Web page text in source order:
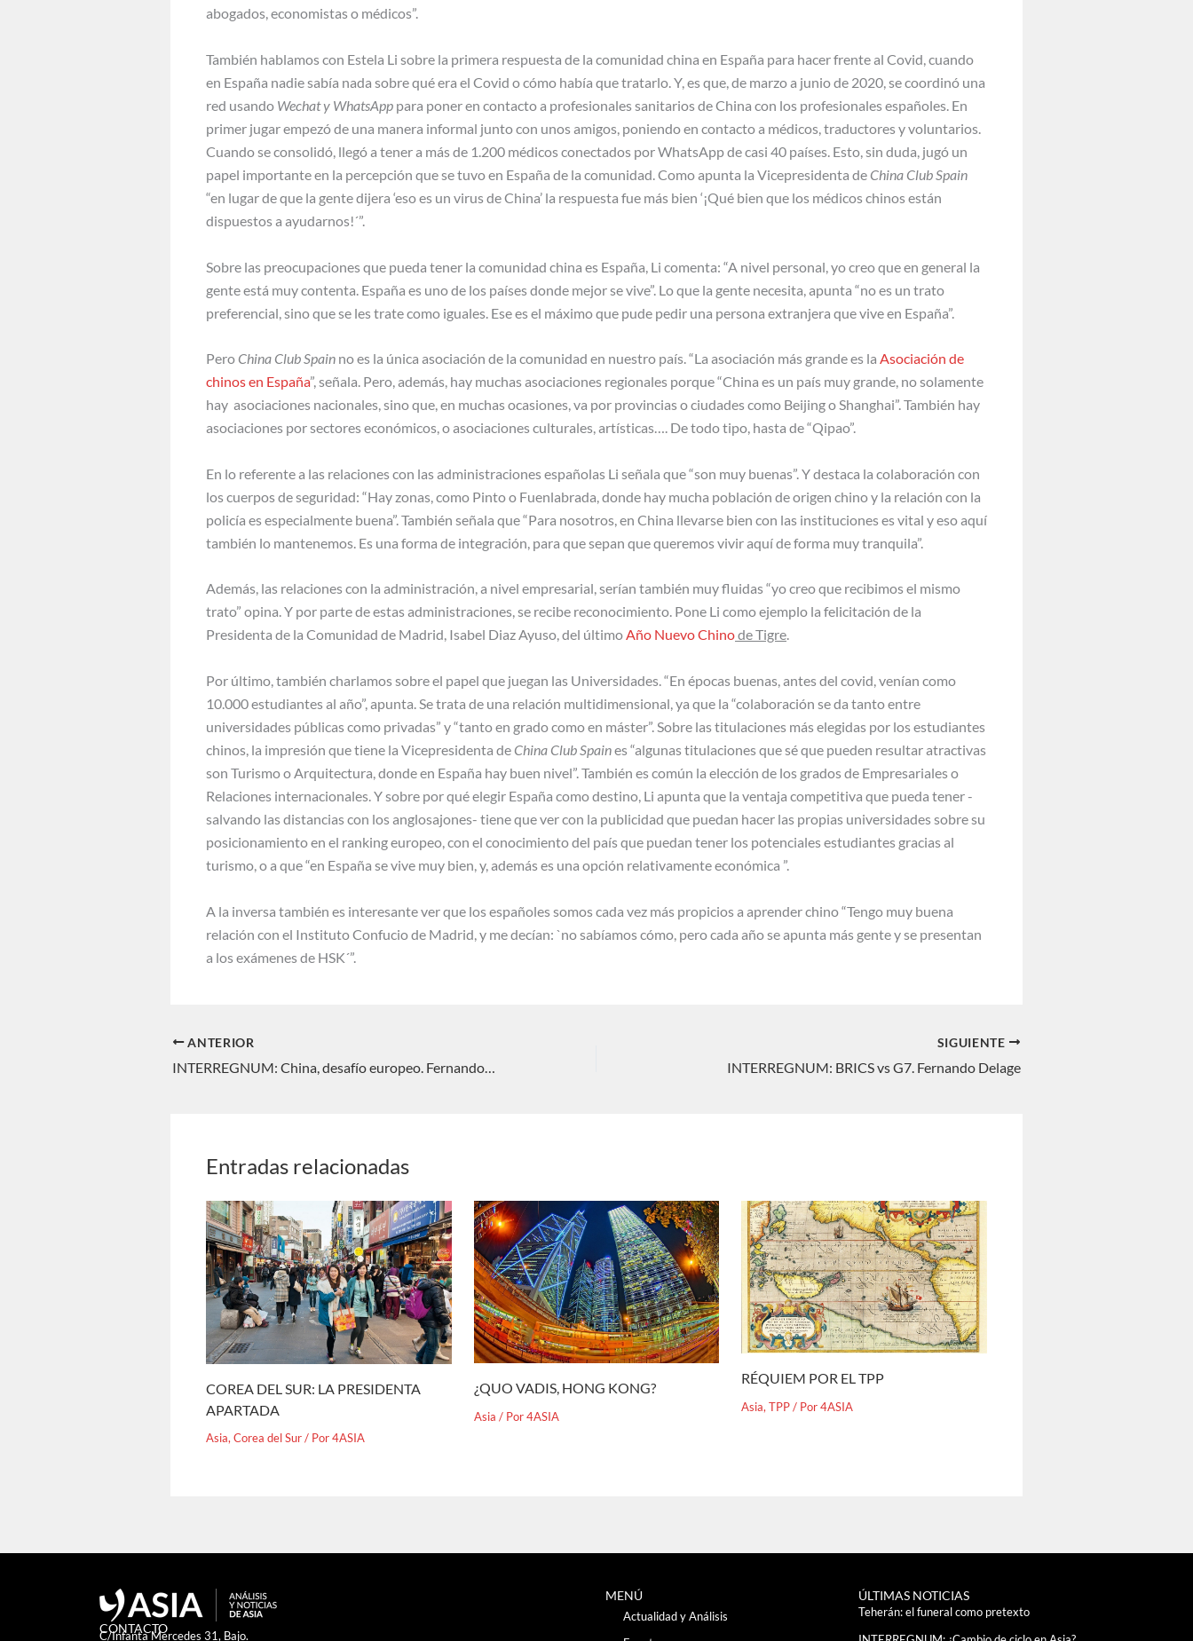
abogados, economistas o médicos”.
También hablamos con Estela Li sobre la primera respuesta de la comunidad china en España para hacer frente al Covid, cuando
en España nadie sabía nada sobre qué era el Covid o cómo había que tratarlo. Y, es que, de marzo a junio de 2020, se coordinó una
red usando Wechat y WhatsApp para poner en contacto a profesionales sanitarios de China con los profesionales españoles. En
primer jugar empezó de una manera informal junto con unos amigos, poniendo en contacto a médicos, traductores y voluntarios.
Cuando se consolidó, llegó a tener a más de 1.200 médicos conectados por WhatsApp de casi 40 países. Esto, sin duda, jugó un
papel importante en la percepción que se tuvo en España de la comunidad. Como apunta la Vicepresidenta de China Club Spain
“en lugar de que la gente dijera ‘eso es un virus de China’ la respuesta fue más bien ‘¡Qué bien que los médicos chinos están
dispuestos a ayudarnos!´”.
Sobre las preocupaciones que pueda tener la comunidad china es España, Li comenta: “A nivel personal, yo creo que en general la
gente está muy contenta. España es uno de los países donde mejor se vive”. Lo que la gente necesita, apunta “no es un trato
preferencial, sino que se les trate como iguales. Ese es el máximo que pude pedir una persona extranjera que vive en España”.
Pero China Club Spain no es la única asociación de la comunidad en nuestro país. “La asociación más grande es la Asociación de
chinos en España”, señala. Pero, además, hay muchas asociaciones regionales porque “China es un país muy grande, no solamente
hay asociaciones nacionales, sino que, en muchas ocasiones, va por provincias o ciudades como Beijing o Shanghai”. También hay
asociaciones por sectores económicos, o asociaciones culturales, artísticas…. De todo tipo, hasta de “Qipao”.
En lo referente a las relaciones con las administraciones españolas Li señala que “son muy buenas”. Y destaca la colaboración con
los cuerpos de seguridad: “Hay zonas, como Pinto o Fuenlabrada, donde hay mucha población de origen chino y la relación con la
policía es especialmente buena”. También señala que “Para nosotros, en China llevarse bien con las instituciones es vital y eso aquí
también lo mantenemos. Es una forma de integración, para que sepan que queremos vivir aquí de forma muy tranquila”.
Además, las relaciones con la administración, a nivel empresarial, serían también muy fluidas “yo creo que recibimos el mismo
trato” opina. Y por parte de estas administraciones, se recibe reconocimiento. Pone Li como ejemplo la felicitación de la
Presidenta de la Comunidad de Madrid, Isabel Diaz Ayuso, del últimoAño Nuevo Chinode Tigre.
Por último, también charlamos sobre el papel que juegan las Universidades. “En épocas buenas, antes del covid, venían como
10.000 estudiantes al año”, apunta. Se trata de una relación multidimensional, ya que la “colaboración se da tanto entre
universidades públicas como privadas” y “tanto en grado como en máster”. Sobre las titulaciones más elegidas por los estudiantes
chinos, la impresión que tiene la Vicepresidenta de China Club Spaines “algunas titulaciones que sé que pueden resultar atractivas
son Turismo o Arquitectura, donde en España hay buen nivel”. También es común la elección de los grados de Empresariales o
Relaciones internacionales. Y sobre por qué elegir España como destino, Li apunta que la ventaja competitiva que pueda tener -
salvando las distancias con los anglosajones- tiene que ver con la publicidad que puedan hacer las propias universidades sobre su
posicionamiento en el ranking europeo, con el conocimiento del país que puedan tener los potenciales estudiantes gracias al
turismo, o a que “en España se vive muy bien, y, además es una opción relativamente económica ”.
A la inversa también es interesante ver que los españoles somos cada vez más propicios a aprender chino “Tengo muy buena
relación con el Instituto Confucio de Madrid, y me decían: `no sabíamos cómo, pero cada año se apunta más gente y se presentan
a los exámenes de HSK´”.
ANTERIOR
INTERREGNUM: China, desafío europeo. Fernando Delage
SIGUIENTE
INTERREGNUM: BRICS vs G7. Fernando Delage
Entradas relacionadas
COREA DEL SUR: LA PRESIDENTA
APARTADA
Asia, Corea del Sur/ Por4ASIA
¿QUO VADIS, HONG KONG?
Asia / Por4ASIA
RÉQUIEM POR EL TPP
Asia,TPP/ Por4ASIA
CONTACTO
C/Infanta Mercedes 31, Bajo.
MENÚ
Actualidad y Análisis
ÚLTIMAS NOTICIAS
Teherán: el funeral como pretexto